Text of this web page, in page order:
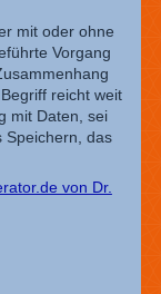
mit oder ohne
Vorgang
reicht weit
mit Daten, sei
Speichern, das
von Dr.